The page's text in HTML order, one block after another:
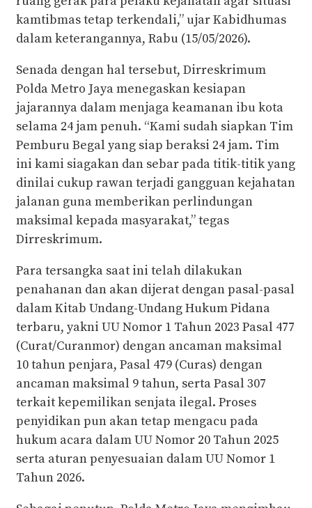
kamtibmas tetap terkendali,” ujar Kabidhumas
dalam keterangannya, Rabu (15/05/2026).
Senada dengan hal tersebut, Dirreskrimum
Polda Metro Jaya menegaskan kesiapan
jajarannya dalam menjaga keamanan ibu kota
selama 24 jam penuh. “Kami sudah siapkan Tim
Pemburu Begal yang siap beraksi 24 jam. Tim
ini kami siagakan dan sebar pada titik-titik yang
dinilai cukup rawan terjadi gangguan kejahatan
jalanan guna memberikan perlindungan
maksimal kepada masyarakat,” tegas
Dirreskrimum.
Para tersangka saat ini telah dilakukan
penahanan dan akan dijerat dengan pasal-pasal
dalam Kitab Undang-Undang Hukum Pidana
terbaru, yakni UU Nomor 1 Tahun 2023 Pasal 477
(Curat/Curanmor) dengan ancaman maksimal
10 tahun penjara, Pasal 479 (Curas) dengan
ancaman maksimal 9 tahun, serta Pasal 307
terkait kepemilikan senjata ilegal. Proses
penyidikan pun akan tetap mengacu pada
hukum acara dalam UU Nomor 20 Tahun 2025
serta aturan penyesuaian dalam UU Nomor 1
Tahun 2026.